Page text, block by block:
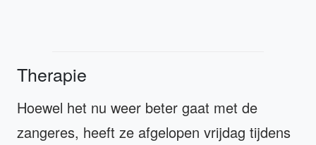
Therapie
Hoewel het nu weer beter gaat met de
zangeres, heeft ze afgelopen vrijdag tijdens